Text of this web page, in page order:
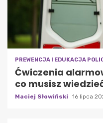
PREWENCJA I EDUKACJA
Ćwiczenia
co musisz
Maciej Słowiński 16 lipca